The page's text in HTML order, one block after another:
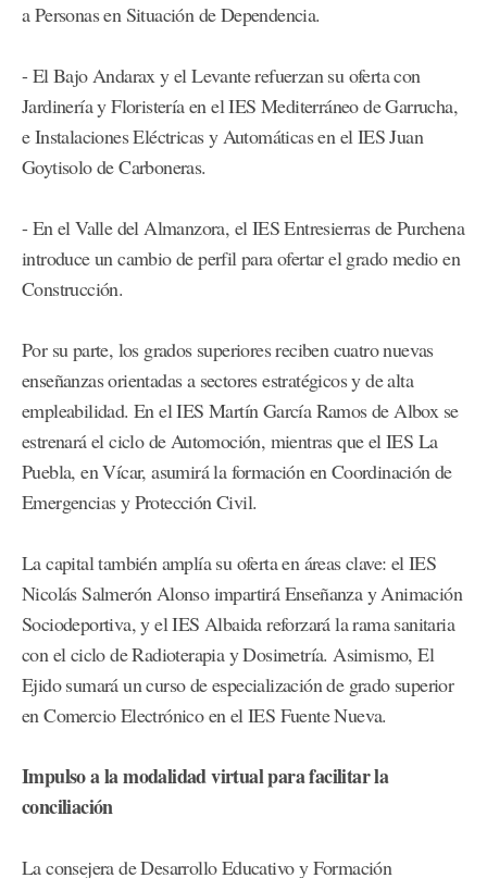
a Personas en Situación de Dependencia.
- El Bajo Andarax y el Levante refuerzan su oferta con
Jardinería y Floristería en el IES Mediterráneo de Garrucha,
e Instalaciones Eléctricas y Automáticas en el IES Juan
Goytisolo de Carboneras.
- En el Valle del Almanzora, el IES Entresierras de Purchena
introduce un cambio de perfil para ofertar el grado medio en
Construcción.
Por su parte, los grados superiores reciben cuatro nuevas
enseñanzas orientadas a sectores estratégicos y de alta
empleabilidad. En el IES Martín García Ramos de Albox se
estrenará el ciclo de Automoción, mientras que el IES La
Puebla, en Vícar, asumirá la formación en Coordinación de
Emergencias y Protección Civil.
La capital también amplía su oferta en áreas clave: el IES
Nicolás Salmerón Alonso impartirá Enseñanza y Animación
Sociodeportiva, y el IES Albaida reforzará la rama sanitaria
con el ciclo de Radioterapia y Dosimetría. Asimismo, El
Ejido sumará un curso de especialización de grado superior
en Comercio Electrónico en el IES Fuente Nueva.
Impulso a la modalidad virtual para facilitar la
conciliación
La consejera de Desarrollo Educativo y Formación